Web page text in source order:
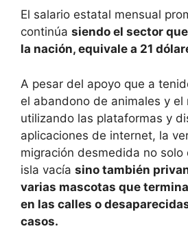
El salario estatal mensual
continúa siendo el sector
la nación, equivale a 21
A pesar del apoyo que a
el abandono de animales y el
utilizando las plataformas y
aplicaciones de internet, la
migración desmedida no
isla vacía sino también
varias mascotas que
en las calles o
casos.